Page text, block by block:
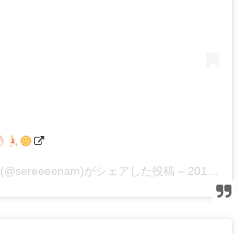
(@sereeeenam)がシェアした投稿 – 2016年12月月28日午前5時17分PST